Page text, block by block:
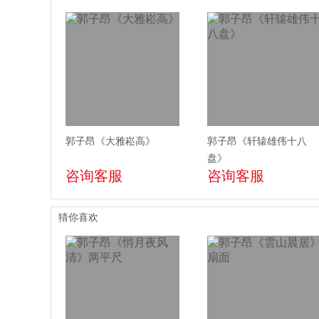
郭子昂《大雅崧高》
咨询客服
郭子昂《轩辕雄伟十八
盘》
咨询客服
猜你喜欢